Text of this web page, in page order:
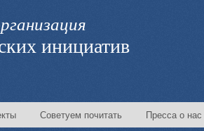
инициатив
Советуем почитать Пресса о нас